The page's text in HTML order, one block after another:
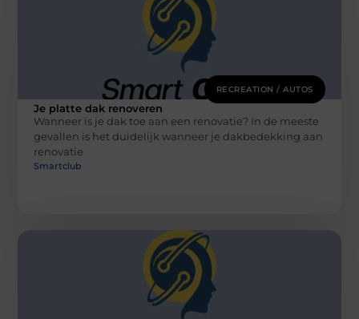
RECREATION / AUTOS
Je platte dak renoveren
Wanneer is je dak toe aan een renovatie? In de meeste
gevallen is het duidelijk wanneer je dakbedekking aan
renovatie
Smartclub